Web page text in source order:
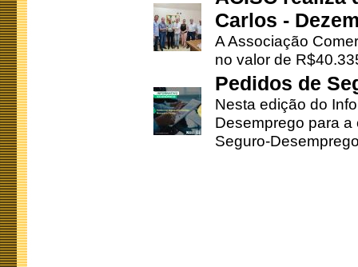
Carlos -
A Associação
no valor de
Pedidos de
Nesta edição do
Desemprego para
Seguro-